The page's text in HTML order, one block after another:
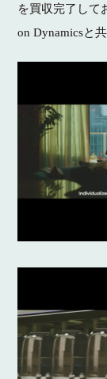
を買収完了して
on Dynamicsと